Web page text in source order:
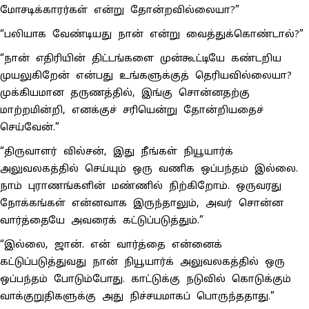
மோசடிக்காரர்கள் என்று தோன்றவில்லையா?”
“பலியாக வேண்டியது நான் என்று வைத்துக்கொண்டால்?”
“நான் எதிரியின் திட்டங்களை முன்கூட்டியே கண்டறிய
முயலுகிறேன் என்பது உங்களுக்குத் தெரியவில்லையா?
முக்கியமான தருணத்தில், இங்கு சொன்னதற்கு
மாற்றமின்றி, எனக்குச் சரியென்று தோன்றியதைச்
செய்வேன்.”
“திருவாளர் வில்சன், இது நீங்கள் நியூயார்க்
அலுவலகத்தில் செய்யும் ஒரு வணிக ஒப்பந்தம் இல்லை.
நாம் புராணங்களின் மண்ணில் நிற்கிறோம். ஒருவரது
நோக்கங்கள் என்னவாக இருந்தாலும், அவர் சொன்ன
வார்த்தையே அவரைக் கட்டுப்படுத்தும்.”
“இல்லை, ஜான். என் வார்த்தை என்னைக்
கட்டுப்படுத்துவது நான் நியூயார்க் அலுவலகத்தில் ஒரு
ஒப்பந்தம் போடும்போது. காட்டுக்கு நடுவில் கொடுக்கும்
வாக்குறுதிகளுக்கு அது நிச்சயமாகப் பொருந்ததாது.”